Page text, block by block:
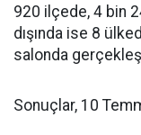
920 ilçede, 4 bin
dışında ise 8
salonda
Sonuçlar, 10